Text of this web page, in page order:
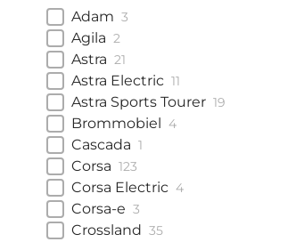
Adam 3
Agila 2
Astra 21
Astra Electric 11
Astra Sports Tourer 19
Brommobiel 4
Cascada 1
Corsa 123
Corsa Electric 4
Corsa-e 3
Crossland 35